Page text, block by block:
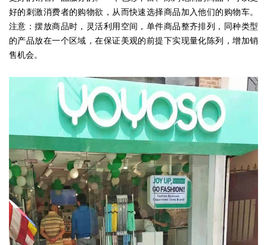
好的刺激消费者的购物欲，从而快速选择商品加入他们的购物车。
注意：摆放商品时，灵活利用空间，单件商品整齐排列，同种类型
的产品放在一个区域，在保证美观的前提下实现量化陈列，增加销
售机会。